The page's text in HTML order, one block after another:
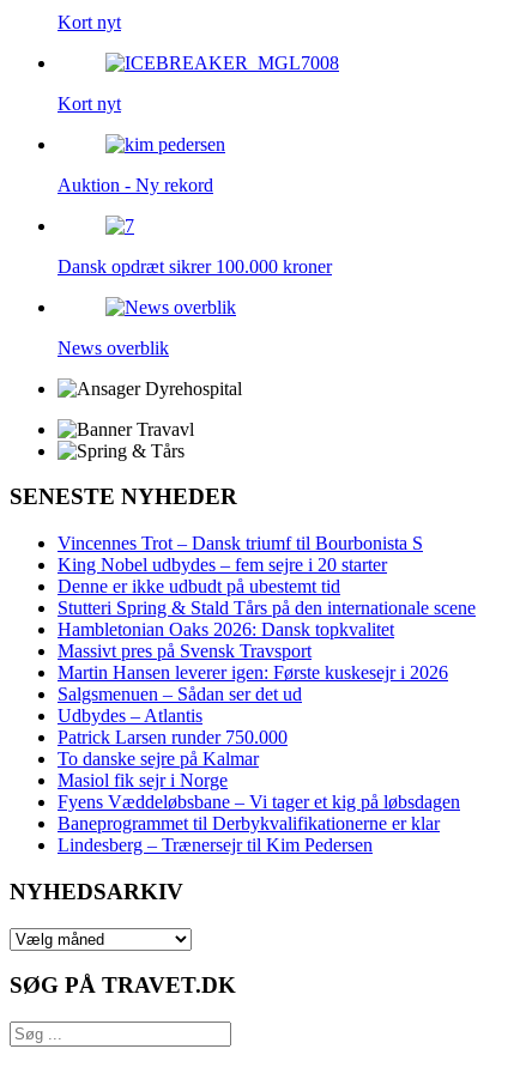
Kort nyt
Kort nyt
Auktion - Ny rekord
Dansk opdræt sikrer 100.000 kroner
News overblik
SENESTE NYHEDER
Vincennes Trot – Dansk triumf til Bourbonista S
King Nobel udbydes – fem sejre i 20 starter
Denne er ikke udbudt på ubestemt tid
Stutteri Spring & Stald Tårs på den internationale scene
Hambletonian Oaks 2026: Dansk topkvalitet
Massivt pres på Svensk Travsport
Martin Hansen leverer igen: Første kuskesejr i 2026
Salgsmenuen – Sådan ser det ud
Udbydes – Atlantis
Patrick Larsen runder 750.000
To danske sejre på Kalmar
Masiol fik sejr i Norge
Fyens Væddeløbsbane – Vi tager et kig på løbsdagen
Baneprogrammet til Derbykvalifikationerne er klar
Lindesberg – Trænersejr til Kim Pedersen
NYHEDSARKIV
NYHEDSARKIV
SØG PÅ TRAVET.DK